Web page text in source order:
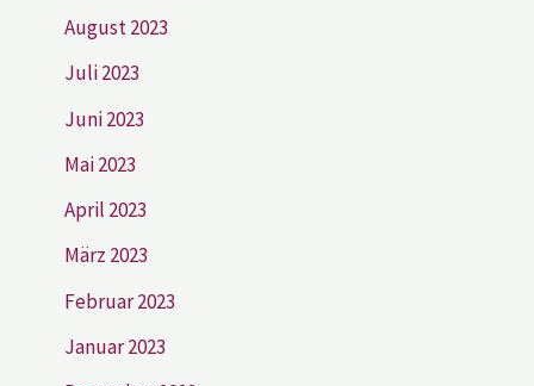
August 2023
Juli 2023
Juni 2023
Mai 2023
April 2023
März 2023
Februar 2023
Januar 2023